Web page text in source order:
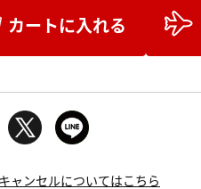
カートに入れる
ャンセルについてはこちら